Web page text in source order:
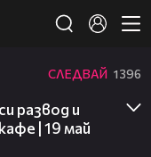
СЛЕДВАЙ 1396
развод и
| 19 май